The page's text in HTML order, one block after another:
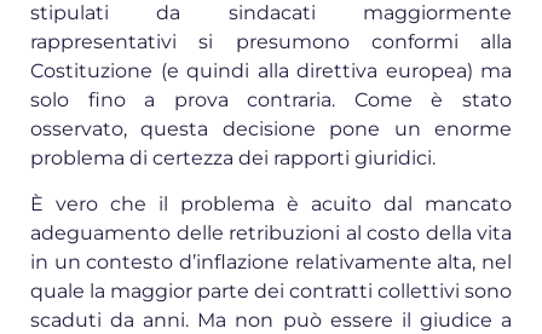
stipulati da sindacati maggiormente
rappresentativi si presumono conformi alla
Costituzione (e quindi alla direttiva europea) ma
solo fino a prova contraria. Come è stato
osservato, questa decisione pone un enorme
problema di certezza dei rapporti giuridici.
È vero che il problema è acuito dal mancato
adeguamento delle retribuzioni al costo della vita
in un contesto d’inflazione relativamente alta, nel
quale la maggior parte dei contratti collettivi sono
scaduti da anni. Ma non può essere il giudice a